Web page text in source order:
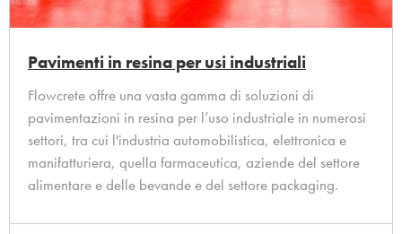
Pavimenti in resina per usi industriali
Flowcrete offre una vasta gamma di soluzioni di
pavimentazioni in resina per l’uso industriale in numerosi
settori, tra cui l'industria automobilistica, elettronica e
manifatturiera, quella farmaceutica, aziende del settore
alimentare e delle bevande e del settore packaging.